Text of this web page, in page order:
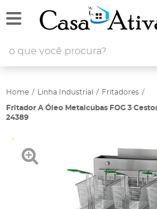
Home Linha Industrial Fritadores
Fritador A Óleo Metalcubas FOG 3
24389